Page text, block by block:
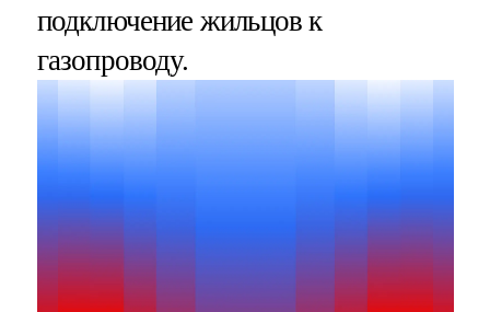
подключение жильцов к
газопроводу.